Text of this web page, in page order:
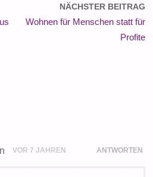
NÄCHSTER BEITRAG
Wohnen für Menschen statt für
Profite
VOR 7 JAHREN ANTWORTEN